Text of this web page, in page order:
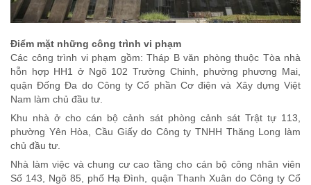
Điểm mặt những công trình vi phạm
Các công trình vi phạm gồm: Tháp B văn phòng thuộc Tòa nhà
hỗn hợp HH1 ở Ngõ 102 Trường Chinh, phường phương Mai,
quận Đống Đa do Công ty Cổ phần Cơ điện và Xây dựng Việt
Nam làm chủ đầu tư.
Khu nhà ở cho cán bộ cảnh sát phòng cảnh sát Trật tự 113,
phường Yên Hòa, Cầu Giấy do Công ty TNHH Thăng Long làm
chủ đầu tư.
Nhà làm việc và chung cư cao tầng cho cán bộ công nhân viên
Số 143, Ngõ 85, phố Hạ Đình, quận Thanh Xuân do Công ty Cổ